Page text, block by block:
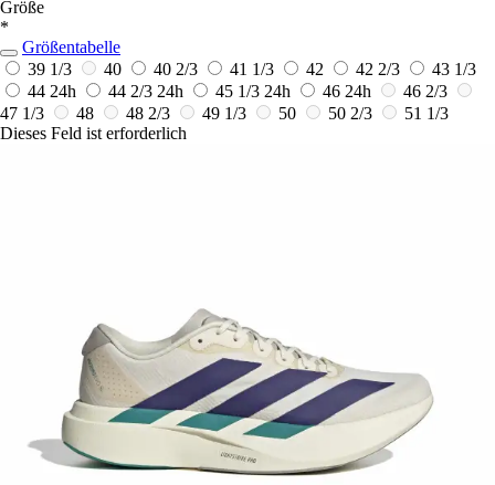
Größe
*
Größentabelle
39 1/3
40 40 2/3 41 1/3 42 42 2/3
43 1/3
44 24h 44 2/3 24h 45 1/3 24h 46 24h
46 2/3
47 1/3
48 48 2/3 49 1/3 50 50 2/3
51 1/3
Dieses Feld ist erforderlich